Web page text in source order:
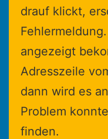
drauf klickt,
angezeigt
Adresszeile
dann wird es
Problem
finden.